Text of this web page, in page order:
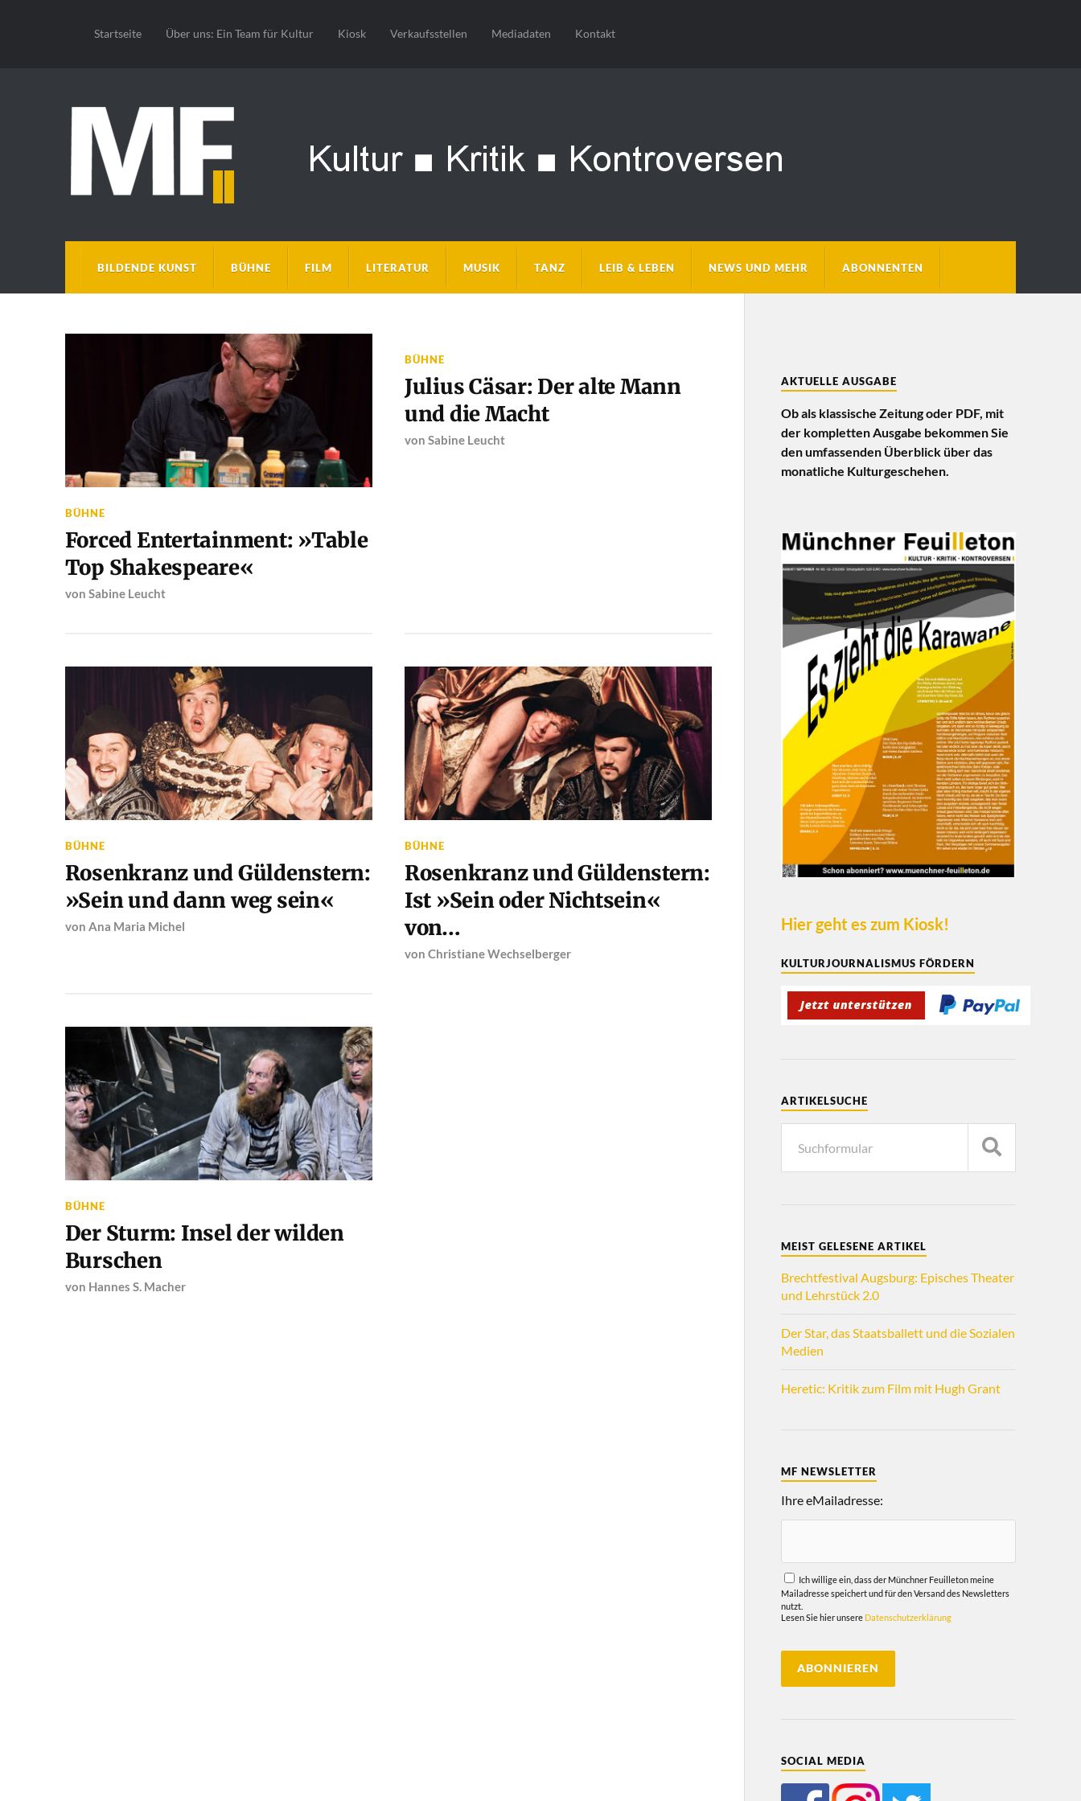
Startseite Über uns: Ein Team für Kultur Kiosk Verkaufsstellen Mediadaten Kontakt
BILDENDE KUNST BÜHNE FILM LITERATUR MUSIK TANZ LEIB & LEBEN NEWS UND MEHR ABONNENTEN
BÜHNE
Forced Entertainment: »Table
Top Shakespeare«
von Sabine Leucht
BÜHNE
Julius Cäsar: Der alte Mann
und die Macht
von Sabine Leucht
BÜHNE
Rosenkranz und Güldenstern:
»Sein und dann weg sein«
von Ana Maria Michel
BÜHNE
Rosenkranz und Güldenstern:
Ist »Sein oder Nichtsein«
von…
von Christiane Wechselberger
BÜHNE
Der Sturm: Insel der wilden
Burschen
von Hannes S. Macher
AKTUELLE AUSGABE
Ob als klassische Zeitung oder PDF, mit
der kompletten Ausgabe bekommen Sie
den umfassenden Überblick über das
monatliche Kulturgeschehen.
Hier geht es zum Kiosk!
KULTURJOURNALISMUS FÖRDERN
ARTIKELSUCHE
MEIST GELESENE ARTIKEL
Brechtfestival Augsburg: Episches Theater
und Lehrstück 2.0
Der Star, das Staatsballett und die Sozialen
Medien
Heretic: Kritik zum Film mit Hugh Grant
MF NEWSLETTER
Ihre eMailadresse:
Ich willige ein, dass der Münchner Feuilleton meine
Mailadresse speichert und für den Versand des Newsletters
nutzt.
Lesen Sie hier unsere Datenschutzerklärung
SOCIAL MEDIA